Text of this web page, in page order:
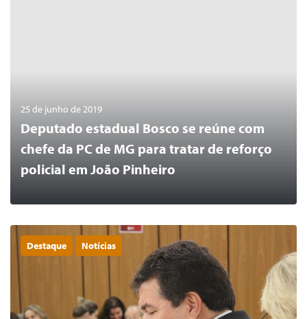
25 de junho de 2019
Deputado estadual Bosco se reúne com
chefe da PC de MG para tratar de reforço
policial em João Pinheiro
Destaque Notícias